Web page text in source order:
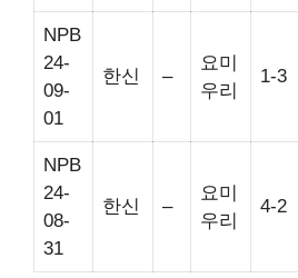
NPB
24-
09-
01
한신 –
요미
우리
1-3
NPB
24-
08-
31
한신 –
요미
우리
4-2